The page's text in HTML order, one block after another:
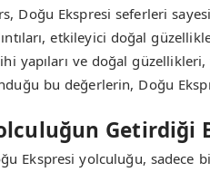
Doğu Ekspresi seferleri
etkileyici doğal
yapıları ve doğal güzellikleri,
bu değerlerin, Doğu
Getirdiği
Ekspresi yolculuğu, sadece